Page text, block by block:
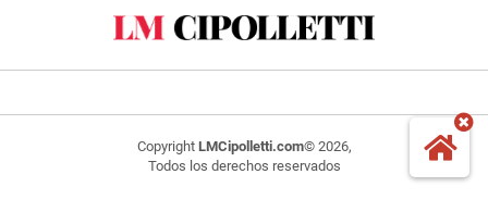
Copyright LMCipolletti.com© 2026,
Todos los derechos reservados